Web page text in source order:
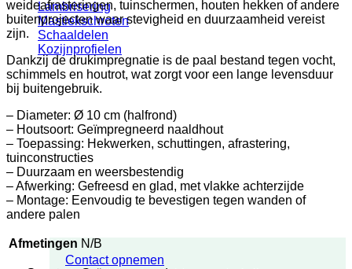
Lambrisering
Mastiekschroten
Schaaldelen
Kozijnprofielen
Contact opnemen
weideafrasteringen, tuinschermen, houten hekken of andere
buitenprojecten waar stevigheid en duurzaamheid vereist
zijn.
Dankzij de drukimpregnatie is de paal bestand tegen vocht,
schimmels en houtrot, wat zorgt voor een lange levensduur
bij buitengebruik.
– Diameter: Ø 10 cm (halfrond)
– Houtsoort: Geïmpregneerd naaldhout
– Toepassing: Hekwerken, schuttingen, afrastering,
tuinconstructies
– Duurzaam en weersbestendig
– Afwerking: Gefreesd en glad, met vlakke achterzijde
– Montage: Eenvoudig te bevestigen tegen wanden of
andere palen
Afmetingen N/B